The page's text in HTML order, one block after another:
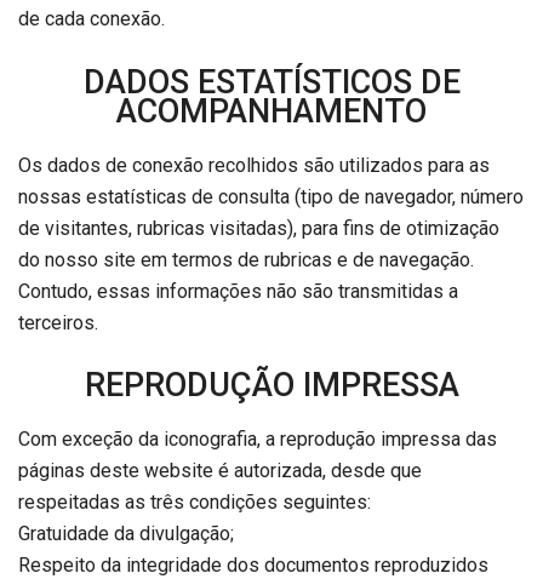
de cada conexão.
DADOS ESTATÍSTICOS DE
ACOMPANHAMENTO
Os dados de conexão recolhidos são utilizados para as
nossas estatísticas de consulta (tipo de navegador, número
de visitantes, rubricas visitadas), para fins de otimização
do nosso site em termos de rubricas e de navegação.
Contudo, essas informações não são transmitidas a
terceiros.
REPRODUÇÃO IMPRESSA
Com exceção da iconografia, a reprodução impressa das
páginas deste website é autorizada, desde que
respeitadas as três condições seguintes:
Gratuidade da divulgação;
Respeito da integridade dos documentos reproduzidos